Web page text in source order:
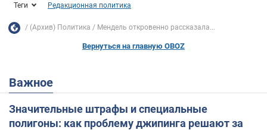
Теги Редакционная политика
(Архив) Политика Мендель откровенно рассказала...
Вернуться на главную OBOZ
Важное
Значительные штрафы и специальные
полигоны: как проблему джипинга решают за